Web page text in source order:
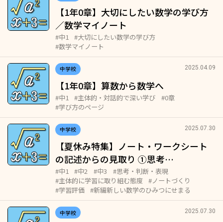
【1年0章】大切にしたい数学の学び方
／数学マイノート
#中1
#大切にしたい数学の学び方
#数学マイノート
中学校 2025.04.09
【1年0章】算数から数学へ
#中1 #主体的・対話的で深い学び
#0章
#学び方のページ
中学校 2025.07.30
【夏休み特集】ノート・ワークシート
の記述からの見取り ①思考…
#中1 #中2 #中3
#思考・判断・表現
#主体的に学習に取り組む態度
#ノートづくり
#学習評価
#新編新しい数学のひみつにせまる
中学校 2025.07.30